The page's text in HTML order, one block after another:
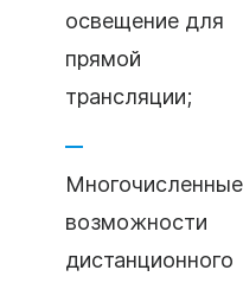
освещение для
прямой
трансляции;
Многочисленные
возможности
дистанционного